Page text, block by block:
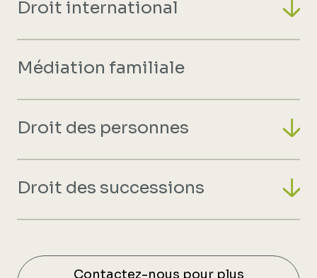
Droit international
Médiation familiale
Droit des personnes
Droit des successions
Contactez-nous pour plus